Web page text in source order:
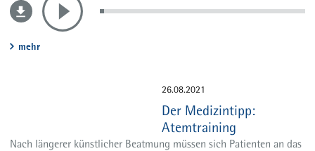
mehr
26.08.2021
Der Medizintipp:
Atemtraining
Nach längerer künstlicher Beatmung müssen sich Patienten an das